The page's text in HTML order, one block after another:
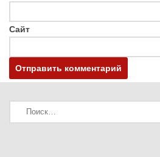
Сайт
Найти: